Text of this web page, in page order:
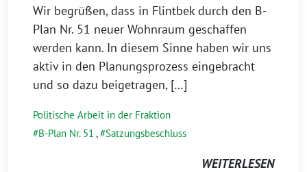
Wir begrüßen, dass in Flintbek durch den B-
Plan Nr. 51 neuer Wohnraum geschaffen
werden kann. In diesem Sinne haben wir uns
aktiv in den Planungsprozess eingebracht
und so dazu beigetragen, […]
Politische Arbeit in der Fraktion
B-Plan Nr. 51 , Satzungsbeschluss
WEITERLESEN